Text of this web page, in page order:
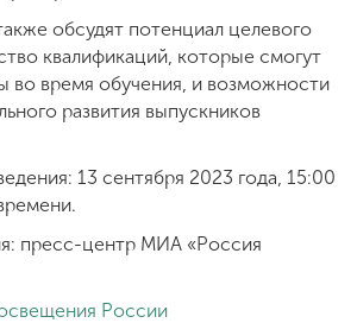
обсудят потенциал целевого
квалификаций, которые смогут
во время обучения, и возможности
развития выпускников
13 сентября 2023 года, 15:00
пресс-центр МИА «Россия
России